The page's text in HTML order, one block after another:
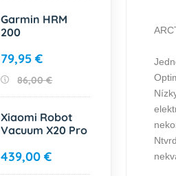
Garmin HRM
200
79,95 €
86,00 €
Xiaomi Robot
Vacuum X20 Pro
439,00 €